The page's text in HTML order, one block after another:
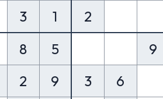
3 1
2
8
5
9
2 9 3
6